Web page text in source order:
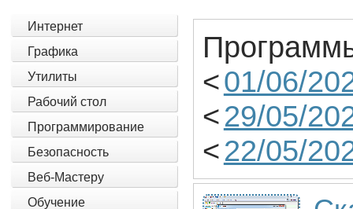
Интернет
Графика
Утилиты
Рабочий стол
Программирование
Безопасность
Веб-Мастеру
Обучение
<01/06/
<29/05/
<22/05/